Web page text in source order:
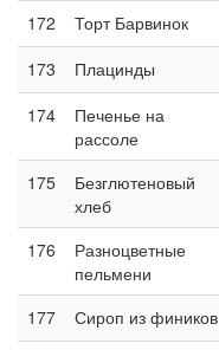
172 Торт Барвинок
173
Плацинды
174
Печенье на
рассоле
175
Безглютеновый
хлеб
176
Разноцветные
пельмени
177 Сироп из фиников